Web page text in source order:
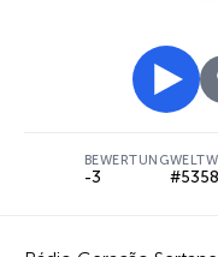
BEWERTUNG
-3